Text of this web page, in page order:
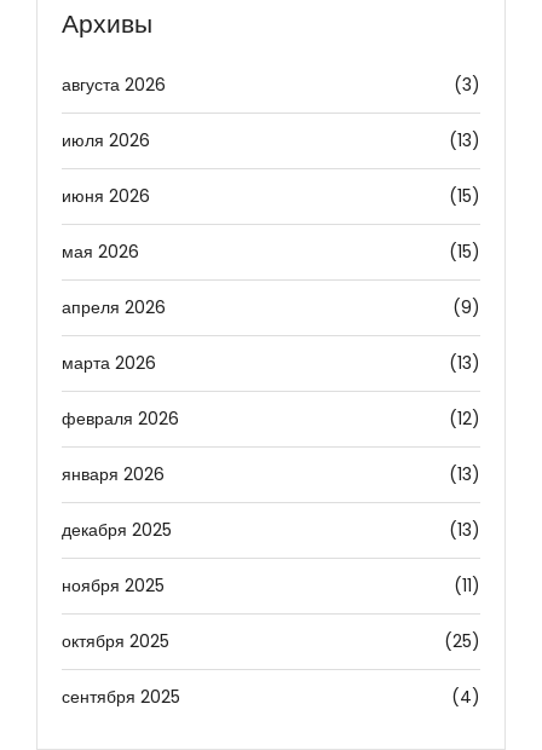
Архивы
августа 2026 (3)
июля 2026 (13)
июня 2026 (15)
мая 2026 (15)
апреля 2026 (9)
марта 2026 (13)
февраля 2026 (12)
января 2026 (13)
декабря 2025 (13)
ноября 2025 (11)
октября 2025 (25)
сентября 2025 (4)